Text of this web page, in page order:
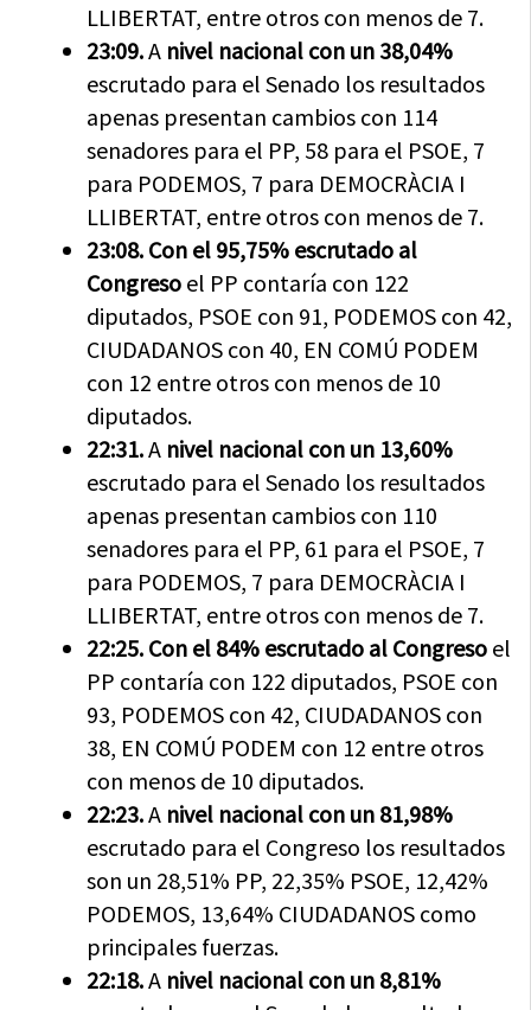
LLIBERTAT, entre otros con menos de 7.
23:09.A nivel nacional con un 38,04%
escrutado para el Senado los resultados
apenas presentan cambios con 114
senadores para el PP, 58 para el PSOE, 7
para PODEMOS, 7 para DEMOCRÀCIA I
LLIBERTAT, entre otros con menos de 7.
23:08. Con el 95,75% escrutado al
Congreso el PP contaría con 122
diputados, PSOE con 91, PODEMOS con 42,
CIUDADANOS con 40, EN COMÚ PODEM
con 12 entre otros con menos de 10
diputados.
22:31.A nivel nacional con un 13,60%
escrutado para el Senado los resultados
apenas presentan cambios con 110
senadores para el PP, 61 para el PSOE, 7
para PODEMOS, 7 para DEMOCRÀCIA I
LLIBERTAT, entre otros con menos de 7.
22:25. Con el 84% escrutado al Congreso el
PP contaría con 122 diputados, PSOE con
93, PODEMOS con 42, CIUDADANOS con
38, EN COMÚ PODEM con 12 entre otros
con menos de 10 diputados.
22:23.A nivel nacional con un 81,98%
escrutado para el Congreso los resultados
son un 28,51% PP, 22,35% PSOE, 12,42%
PODEMOS, 13,64% CIUDADANOS como
principales fuerzas.
22:18.A nivel nacional con un 8,81%